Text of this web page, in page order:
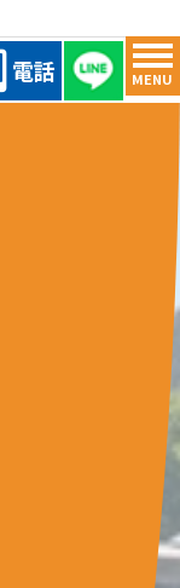
電話 MENU